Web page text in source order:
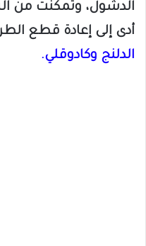
الدشول، وتمكنت من
أدى إلى إعادة قطع
الدلنج وكادوقلي.